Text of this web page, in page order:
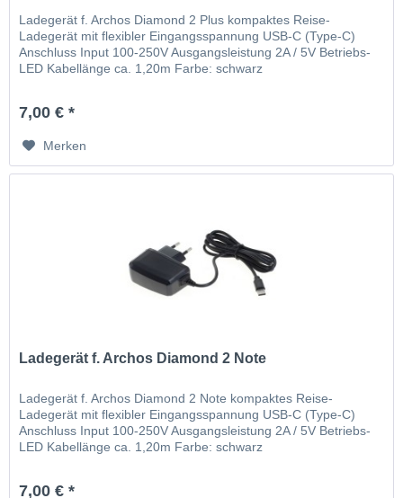
Ladegerät f. Archos Diamond 2 Plus kompaktes Reise-
Ladegerät mit flexibler Eingangsspannung USB-C (Type-C)
Anschluss Input 100-250V Ausgangsleistung 2A / 5V Betriebs-
LED Kabellänge ca. 1,20m Farbe: schwarz
7,00 € *
Merken
Ladegerät f. Archos Diamond 2 Note
Ladegerät f. Archos Diamond 2 Note kompaktes Reise-
Ladegerät mit flexibler Eingangsspannung USB-C (Type-C)
Anschluss Input 100-250V Ausgangsleistung 2A / 5V Betriebs-
LED Kabellänge ca. 1,20m Farbe: schwarz
7,00 € *